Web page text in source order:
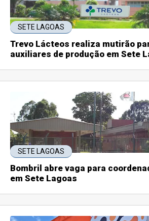
SETE LAGOAS
Trevo Lácteos realiza mutirão
auxiliares de produção em Sete
SETE LAGOAS
Bombril abre vaga para
em Sete Lagoas